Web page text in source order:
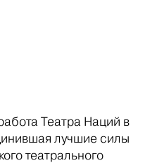
Театра Наций в
лучшие силы
театрального